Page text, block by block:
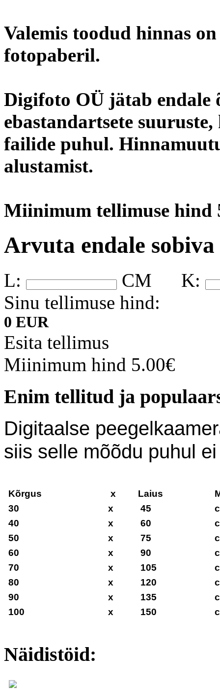
Valemis toodud hinnas
fotopaberil.
Digifoto OÜ jätab endale
ebastandartsete
failide puhul.
alustamist.
Miinimum tellimuse hind
Arvuta endale
L: CM
K:
Sinu tellimuse hind:
0 EUR
Esita tellimus
Miinimum hind 5.00€
Enim tellitud ja
Digitaalse
siis selle mõõdu puhul
Kõrgus x Laius
30
x 45
40
x 60
50
x 75
60
x 90
70
x 105
80
x 120
90
x 135
100
x 150
Näidistöid: